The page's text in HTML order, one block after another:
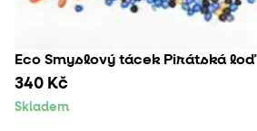
Eco Smyslový tácek Pirátská loď
340 Kč
Skladem